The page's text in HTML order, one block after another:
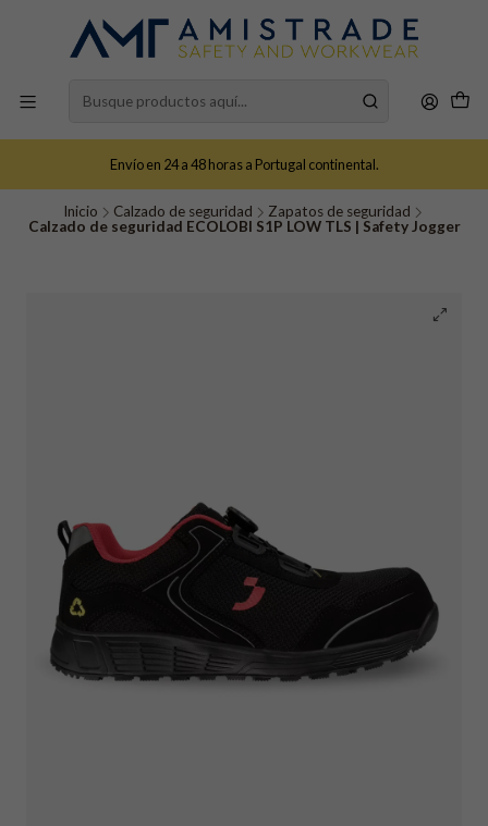
Envío en 24 a 48 horas a Portugal continental.
Inicio Calzado de seguridad
Zapatos de seguridad
Calzado de seguridad ECOLOBI S1P LOW TLS | Safety Jogger